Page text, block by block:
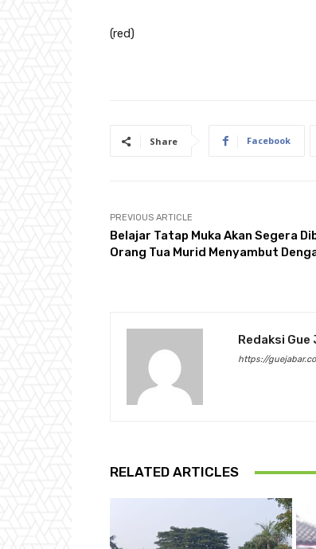
(red)
Share Facebook
PREVIOUS ARTICLE
Belajar Tatap Muka Akan Segera
Orang Tua Murid Menyambut
Redaksi Gue
https://
RELATED ARTICLES